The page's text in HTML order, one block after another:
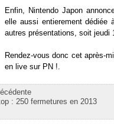
Enfin, Nintendo Japon
elle aussi entierement
autres présentations, soit jeudi
Rendez-vous donc cet après-
en live sur PN !.
: 250 fermetures en 2013